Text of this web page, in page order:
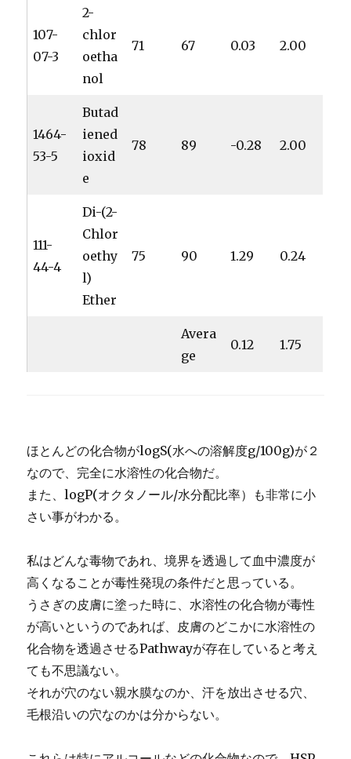
107-
07-3
2-
chlor
oetha
nol
71 67 0.03 2.00
1464-
53-5
Butad
iened
ioxid
e
78 89 -0.28 2.00
111-
44-4
Di-(2-
Chlor
oethy
l)
Ether
75 90 1.29 0.24
Avera
ge
0.12 1.75
ほとんどの化合物がlogS(水への溶解度g/100g)が２
なので、完全に水溶性の化合物だ。
また、logP(オクタノール/水分配比率）も非常に小
さい事がわかる。
私はどんな毒物であれ、境界を透過して血中濃度が
高くなることが毒性発現の条件だと思っている。
うさぎの皮膚に塗った時に、水溶性の化合物が毒性
が高いというのであれば、皮膚のどこかに水溶性の
化合物を透過させるPathwayが存在していると考え
ても不思議ない。
それが穴のない親水膜なのか、汗を放出させる穴、
毛根沿いの穴なのかは分からない。